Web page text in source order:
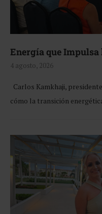
Energía que
4 agosto, 2026
Carlos Kamkhaji,
cómo la transición